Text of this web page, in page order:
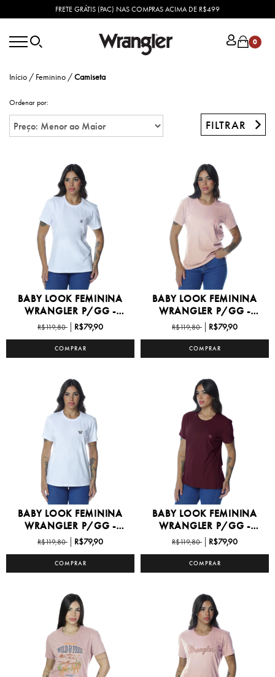
FRETE GRÁTIS (PAC) NAS COMPRAS ACIMA DE R$499
0
Início / Feminino /Camiseta
Ordenar por:
FILTRAR
BABY LOOK FEMININA
WRANGLER P/GG -
WF551...
R$119,80 R$79,90
COMPRAR
BABY LOOK FEMININA
WRANGLER P/GG -
WF551...
R$119,80 R$79,90
COMPRAR
BABY LOOK FEMININA
WRANGLER P/GG -
WF551...
R$119,80 R$79,90
COMPRAR
BABY LOOK FEMININA
WRANGLER P/GG -
WF551...
R$119,80 R$79,90
COMPRAR